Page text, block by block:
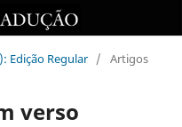
Edição Regular / Artigos
verso